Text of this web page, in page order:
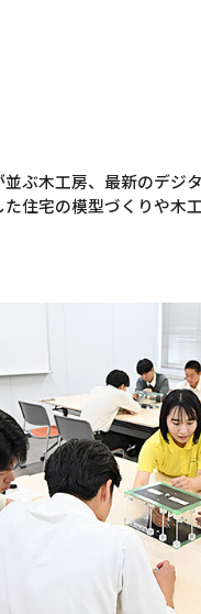
ぶ木工房、最新のデジ
住宅の模型づくりや木